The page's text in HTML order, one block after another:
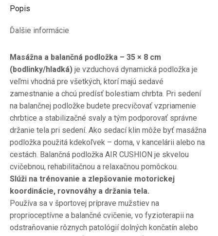
Popis
Ďalšie informácie
Masážna a balančná podložka – 35 × 8 cm
(bodlinky/hladká) je vzduchová dynamická podložka je
veľmi vhodná pre všetkých, ktorí majú sedavé
zamestnanie a chcú predísť bolestiam chrbta. Pri sedení
na balančnej podložke budete precvičovať vzpriamenie
chrbtice a stabilizačné svaly a tým podporovať správne
držanie tela pri sedení. Ako sedací klin môže byť masážna
podložka použitá kdekoľvek – doma, v kancelárii alebo na
cestách. Balančná podložka AIR CUSHION je skvelou
cvičebnou, rehabilitačnou a relaxačnou pomôckou.
Slúži na trénovanie a zlepšovanie motorickej
koordinácie, rovnováhy a držania tela.
Používa sa v športovej príprave mužstiev na
proprioceptívne a balančné cvičenie, vo fyzioterapii na
odstraňovanie rôznych patológií dolných končatín alebo